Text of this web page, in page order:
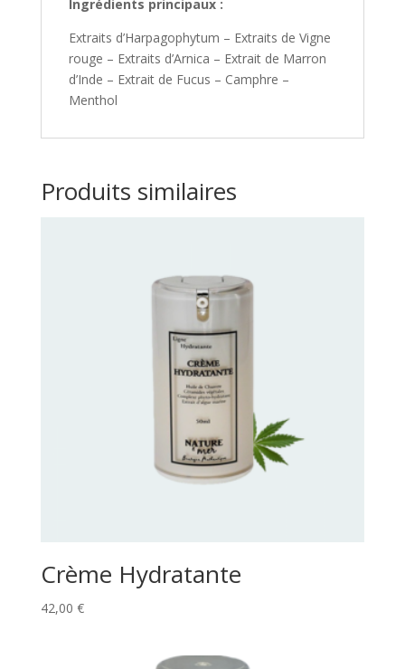
Ingrédients principaux :
Extraits d’Harpagophytum – Extraits de Vigne
rouge – Extraits d’Arnica – Extrait de Marron
d’Inde – Extrait de Fucus – Camphre –
Menthol
Produits similaires
Crème Hydratante
42,00 €